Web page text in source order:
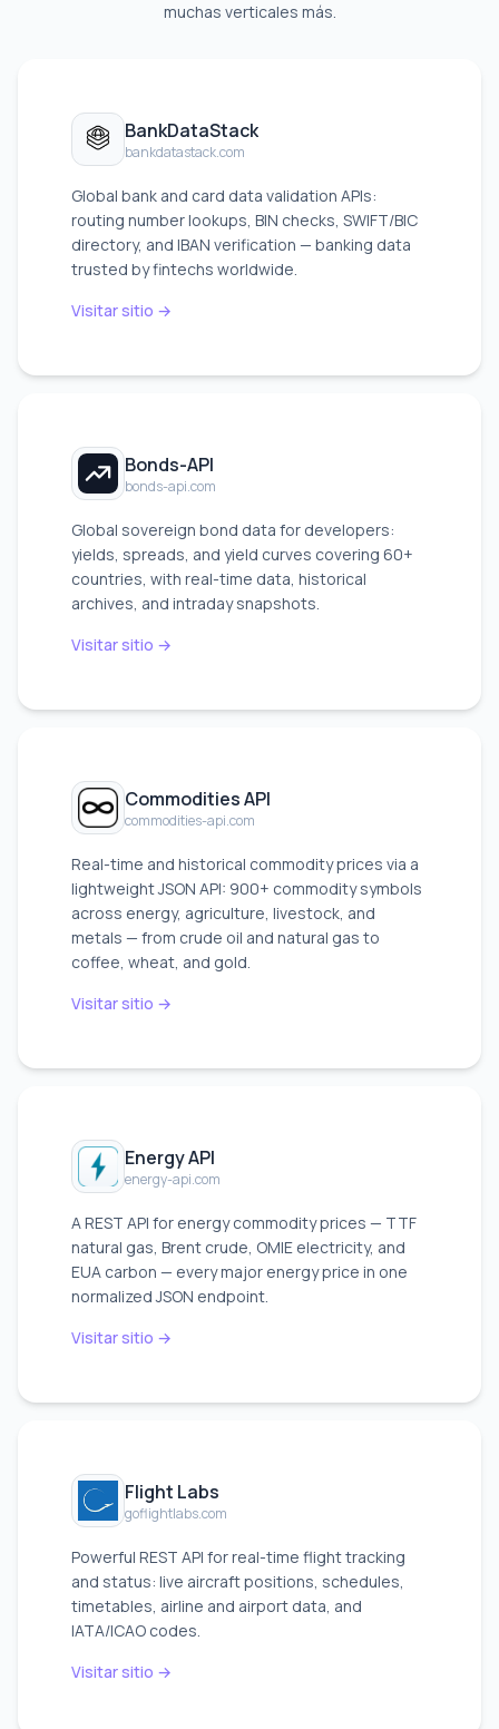
muchas verticales más.
BankDataStack
bankdatastack.com
Global bank and card data validation APIs:
routing number lookups, BIN checks, SWIFT/BIC
directory, and IBAN verification — banking data
trusted by fintechs worldwide.
Visitar sitio →
Bonds-API
bonds-api.com
Global sovereign bond data for developers:
yields, spreads, and yield curves covering 60+
countries, with real-time data, historical
archives, and intraday snapshots.
Visitar sitio →
Commodities API
commodities-api.com
Real-time and historical commodity prices via a
lightweight JSON API: 900+ commodity symbols
across energy, agriculture, livestock, and
metals — from crude oil and natural gas to
coffee, wheat, and gold.
Visitar sitio →
Energy API
energy-api.com
A REST API for energy commodity prices — TTF
natural gas, Brent crude, OMIE electricity, and
EUA carbon — every major energy price in one
normalized JSON endpoint.
Visitar sitio →
Flight Labs
goflightlabs.com
Powerful REST API for real-time flight tracking
and status: live aircraft positions, schedules,
timetables, airline and airport data, and
IATA/ICAO codes.
Visitar sitio →